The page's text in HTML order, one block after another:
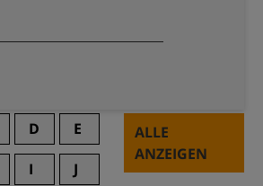
D E
I J
ALLE
ANZEIGEN